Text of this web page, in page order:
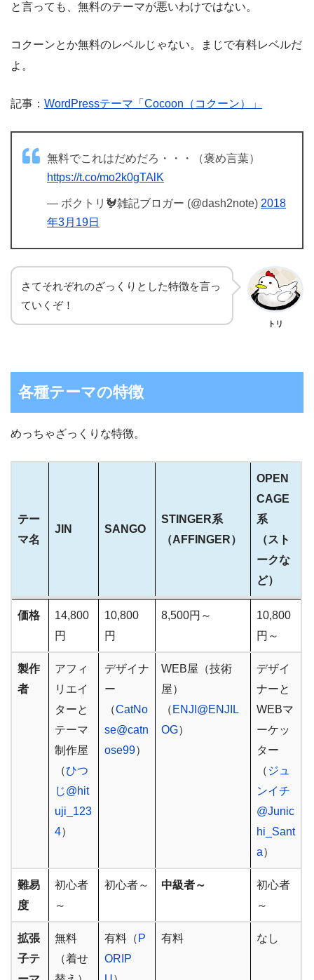
と言っても、無料のテーマが悪いわけではない。
コクーンとか無料のレベルじゃない。まじで有料レベルだ
よ。
記事： WordPressテーマ「Cocoon（コクーン）」
無料でこれはだめだろ・・・（褒め言葉）
https://t.co/mo2k0gTAlK
— ボクトリ🐓雑記ブロガー (@dash2note) 2018
年3月19日
さてそれぞれのざっくりとした特徴を言っ
ていくぞ！
トリ
各種テーマの特徴
めっちゃざっくりな特徴。
テー
マ名
JIN SANGO
STINGER系
（AFFINGER）
OPEN
CAGE
系
（スト
ークな
ど）
テー
JIN SANGO
STINGER系
OPEN
CAGE
系
（スト
ークな
ど）
価格
14,800
円
10,800
円
8,500円～
10,800
円～
製作
者
アフィ
リエイ
ターと
テーマ
制作屋
（ひつ
じ@hit
uji_123
4）
デザイナ
ー
（CatNo
se@catn
ose99）
WEB屋（技術
屋）
（ ENJI@ENJIL
OG）
デザイ
ナーと
WEBマ
ーケッ
ター
（ ジュ
ンイチ
@Junic
hi_Sant
a）
難易
度
初心者
～
初心者～ 中級者～
初心者
～
拡張
子テ
無料
（着せ
有料（ P
ORIP
有料 なし